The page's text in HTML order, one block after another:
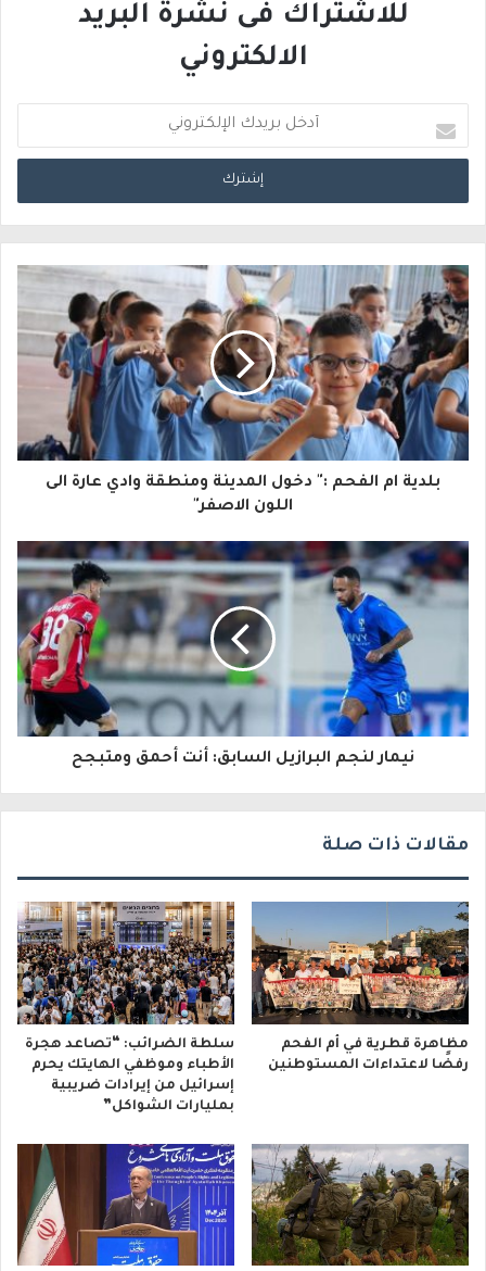
للاشتراك فى نشرة البريد
الالكتروني
د
خ
ب
ر
ي
د
ك
ا
إ
ل
ك
ر
و
بلدية ام الفحم :" دخول المدينة ومنطقة وادي عارة الى
اللون الاصفر"
نيمار لنجم البرازيل السابق: أنت أحمق ومتبجح
مقالات ذات صلة
مظاهرة قطرية في أم الفحم
رفضًا لاعتداءات المستوطنين
سلطة الضرائب: “تصاعد هجرة
الأطباء وموظفي الهايتك يحرم
إسرائيل من إيرادات ضريبية
بمليارات الشواكل”